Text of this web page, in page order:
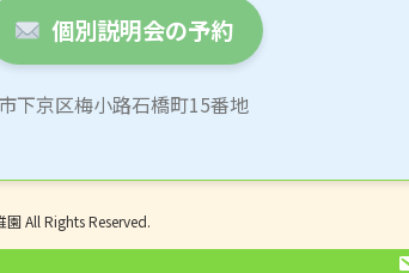
個別説明会の予約
下京区梅小路石橋町15番地
All Rights Reserved.
Theme&VK All in One Expansion Unit